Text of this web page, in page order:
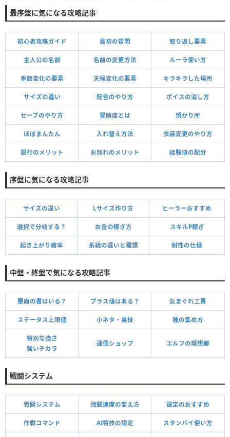
最序盤に気になる攻略記事
初心者攻略ガイド 最初の質問 取り返し要素
主人公の名前 名前の変更方法 ルーラ使い方
季節変化の要素 天候変化の要素 キラキラした場所
サイズの違い 配合のやり方 ボイスの消し方
セーブのやり方 冒険度とは 預かり所
ほぼまんたん 入れ替え方法 衣装変更のやり方
銀行のメリット お別れのメリット 経験値の配分
序盤に気になる攻略記事
サイズの違い Lサイズ作り方 ヒーラーおすすめ
選択で分岐する？ お金の稼ぎ方 スキルP稼ぎ
起き上がり確率 系統の違いと種類 耐性の仕様
中盤・終盤で気になる攻略記事
悪魔の書はいる？ プラス値はある？ 気まぐれ工房
ステータス上限値 小ネタ・裏技 種の集め方
特別な強さ
強いチカラ
通信ショップ エルフの理想郷
戦闘システム
戦闘システム 戦闘速度の変え方 設定のおすすめ
作戦コマンド AI特技の設定 スタンバイ使い方